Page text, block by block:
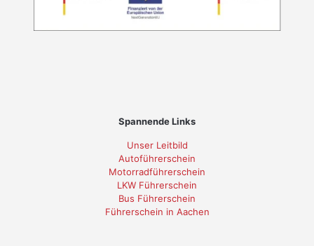
Spannende Links
Unser Leitbild
Autoführerschein
Motorradführerschein
LKW Führerschein
Bus Führerschein
Führerschein in Aachen